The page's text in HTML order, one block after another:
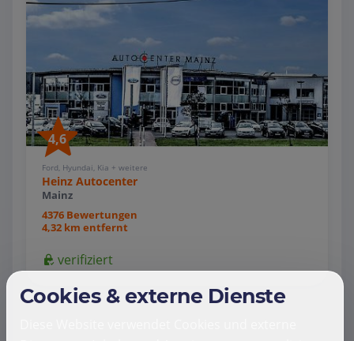
4,6
Ford, Hyundai, Kia + weitere
Heinz Autocenter
Mainz
4376 Bewertungen
4,32 km entfernt
verifiziert
Cookies & externe Dienste